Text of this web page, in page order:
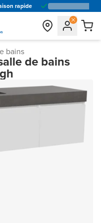
rapide
bains
de bains